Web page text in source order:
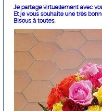
Je partage virtuellement avec
Et je vous souhaite une très
Bisous à toutes.